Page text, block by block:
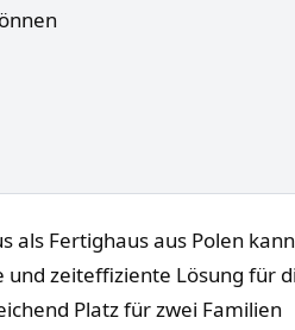
als Fertighaus ​aus Polen
und zeiteffiziente Lösung ⁢für
⁤Platz für⁢ zwei Familien